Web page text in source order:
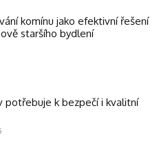
komínu jako efektivní řešení
staršího bydlení
potřebuje k bezpečí i kvalitní